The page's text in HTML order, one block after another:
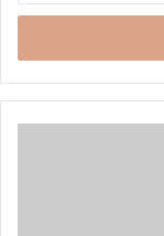
t
r
y